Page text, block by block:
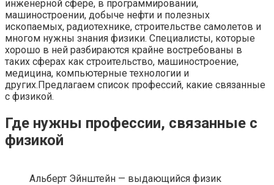
инженерной сфере, в программировании,
машиностроении, добыче нефти и полезных
ископаемых, радиотехнике, строительстве самолетов и
многом нужны знания физики. Специалисты, которые
хорошо в ней разбираются крайне востребованы в
таких сферах как строительство, машиностроение,
медицина, компьютерные технологии и
других.Предлагаем список профессий, какие связанные
с физикой.
Где нужны профессии, связанные с
физикой
Альберт Эйнштейн — выдающийся физик